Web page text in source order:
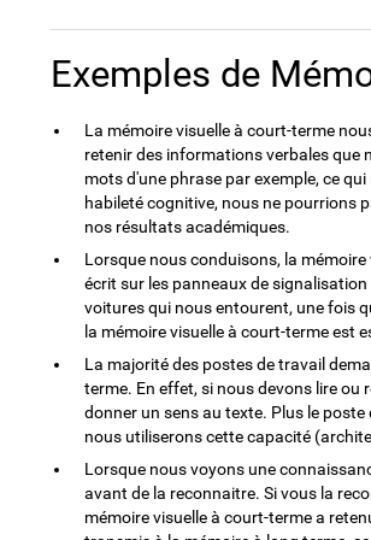
Exemples de
La mémoire visuelle à court-terme
retenir des informations verbales que
mots d'une phrase par exemple, ce
habileté cognitive, nous ne pourrions
nos résultats académiques.
Lorsque nous conduisons, la
écrit sur les panneaux de
voitures qui nous entourent, une fois
la mémoire visuelle à court-terme est
La majorité des postes de travail
terme. En effet, si nous devons lire
donner un sens au texte. Plus le
nous utiliserons cette capacité
Lorsque nous voyons une
avant de la reconnaitre. Si vous la
mémoire visuelle à court-terme a